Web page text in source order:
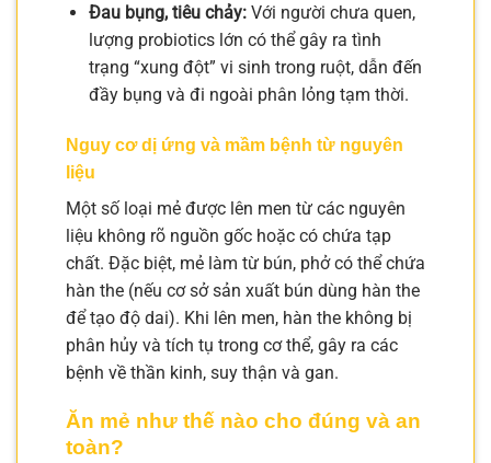
Đau bụng, tiêu chảy:Với người chưa quen,
lượng probiotics lớn có thể gây ra tình
trạng “xung đột” vi sinh trong ruột, dẫn đến
đầy bụng và đi ngoài phân lỏng tạm thời.
Nguy cơ dị ứng và mầm bệnh từ nguyên
liệu
Một số loại mẻ được lên men từ các nguyên
liệu không rõ nguồn gốc hoặc có chứa tạp
chất. Đặc biệt, mẻ làm từ bún, phở có thể chứa
hàn the (nếu cơ sở sản xuất bún dùng hàn the
để tạo độ dai). Khi lên men, hàn the không bị
phân hủy và tích tụ trong cơ thể, gây ra các
bệnh về thần kinh, suy thận và gan.
Ăn mẻ như thế nào cho đúng và an
toàn?